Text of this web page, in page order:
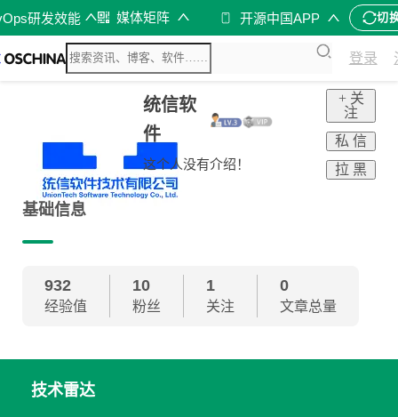
研发效能 媒体矩阵 开源中国APP 切
登录
统信软
件
这个人没有介绍！
+ 关
注
私 信
拉 黑
基础信息
932
经验值
10
粉丝
1
关注
0
文章总量
技术雷达